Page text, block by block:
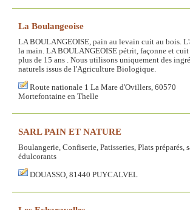
La Boulangeoise
LA BOULANGEOISE, pain au levain cuit au bois.
la main. LA BOULANGEOISE pétrit, façonne et
plus de 15 ans . Nous utilisons uniquement des
naturels issus de l'Agriculture Biologique.
Route nationale 1 La Mare d'Ovillers, 60570
Mortefontaine en Thelle
SARL PAIN ET NATURE
Boulangerie, Confiserie, Patisseries, Plats préparés,
édulcorants
DOUASSO, 81440 PUYCALVEL